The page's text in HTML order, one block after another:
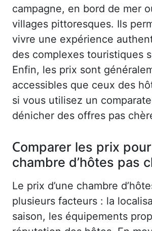
campagne, en bord de mer
villages pittoresques. Ils
vivre une expérience
des complexes touristiques
Enfin, les prix sont
accessibles que ceux des
si vous utilisez un
dénicher des offres pas
Comparer les prix
chambre d’hôtes pas
Le prix d’une chambre
plusieurs facteurs : la
saison, les équipements